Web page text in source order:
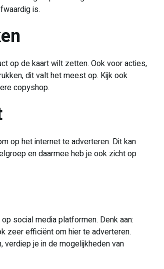
is.
op de kaart wilt zetten. Ook voor acties,
dit valt het meest op. Kijk ook
copyshop.
op het internet te adverteren. Dit kan
en daarmee heb je ook zicht op
social media platformen. Denk aan:
zeer efficiënt om hier te adverteren.
verdiep je in de mogelijkheden van